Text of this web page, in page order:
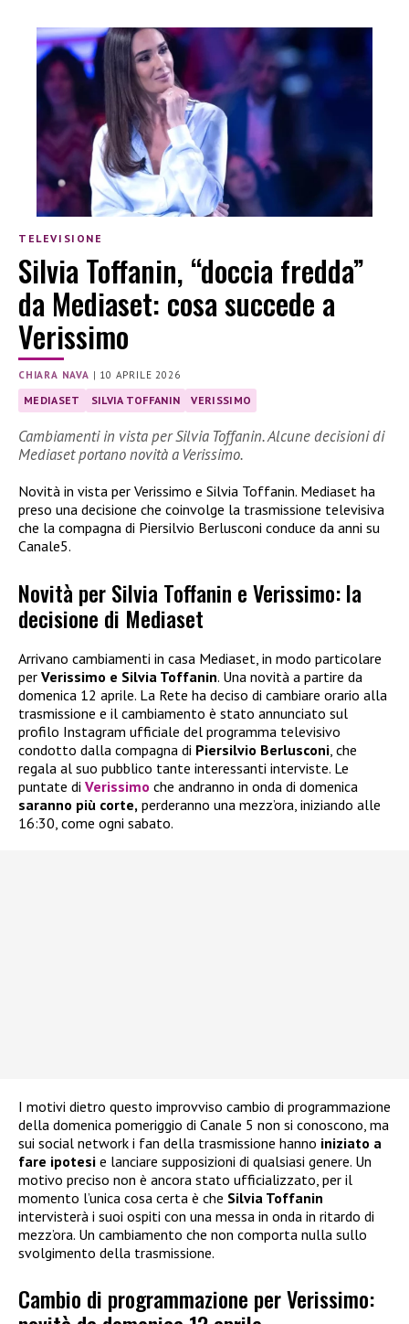
TELEVISIONE
Silvia Toffanin, “doccia fredda”
da Mediaset: cosa succede a
Verissimo
CHIARA NAVA | 10 APRILE 2026
MEDIASET SILVIA TOFFANIN VERISSIMO
Cambiamenti in vista per Silvia Toffanin. Alcune decisioni di
Mediaset portano novità a Verissimo.
Novità in vista per Verissimo e Silvia Toffanin. Mediaset ha
preso una decisione che coinvolge la trasmissione televisiva
che la compagna di Piersilvio Berlusconi conduce da anni su
Canale5.
Novità per Silvia Toffanin e Verissimo: la
decisione di Mediaset
Arrivano cambiamenti in casa Mediaset, in modo particolare
per Verissimo e Silvia Toffanin. Una novità a partire da
domenica 12 aprile. La Rete ha deciso di cambiare orario alla
trasmissione e il cambiamento è stato annunciato sul
profilo Instagram ufficiale del programma televisivo
condotto dalla compagna di Piersilvio Berlusconi , che
regala al suo pubblico tante interessanti interviste. Le
puntate di Verissimo che andranno in onda di domenica
saranno più corte, perderanno una mezz’ora, iniziando alle
16:30, come ogni sabato.
I motivi dietro questo improvviso cambio di programmazione
della domenica pomeriggio di Canale 5 non si conoscono, ma
sui social network i fan della trasmissione hanno iniziato a
fare ipotesi e lanciare supposizioni di qualsiasi genere. Un
motivo preciso non è ancora stato ufficializzato, per il
momento l’unica cosa certa è che Silvia Toffanin
intervisterà i suoi ospiti con una messa in onda in ritardo di
mezz’ora. Un cambiamento che non comporta nulla sullo
svolgimento della trasmissione.
Cambio di programmazione per Verissimo: